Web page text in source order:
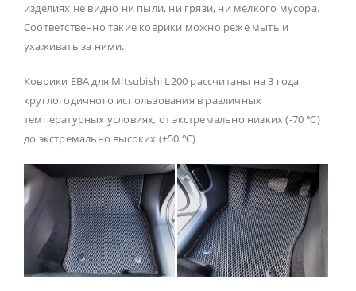
изделиях не видно ни пыли, ни грязи, ни мелкого мусора.
Соответственно такие коврики можно реже мыть и
ухаживать за ними.
Коврики ЕВА для Mitsubishi L200 рассчитаны на 3 года
круглогодичного использования в различных
температурных условиях, от экстремально низких (-70 ℃)
до экстремально высоких (+50 ℃)